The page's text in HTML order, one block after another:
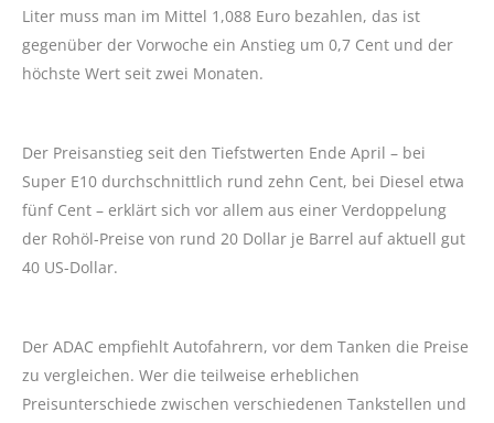
Liter muss man im Mittel 1,088 Euro bezahlen, das ist
gegenüber der Vorwoche ein Anstieg um 0,7 Cent und der
höchste Wert seit zwei Monaten.
Der Preisanstieg seit den Tiefstwerten Ende April – bei
Super E10 durchschnittlich rund zehn Cent, bei Diesel etwa
fünf Cent – erklärt sich vor allem aus einer Verdoppelung
der Rohöl-Preise von rund 20 Dollar je Barrel auf aktuell gut
40 US-Dollar.
Der ADAC empfiehlt Autofahrern, vor dem Tanken die Preise
zu vergleichen. Wer die teilweise erheblichen
Preisunterschiede zwischen verschiedenen Tankstellen und